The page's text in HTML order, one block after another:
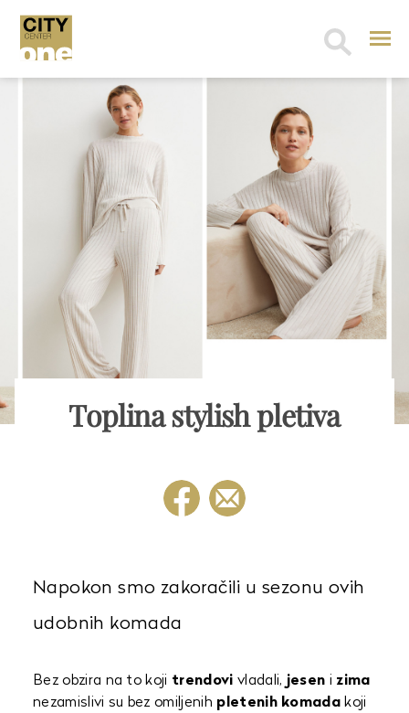
Search
Toplina stylish pletiva
Napokon smo zakoračili u sezonu ovih
udobnih komada
Bez obzira na to koji trendovi vladali, jesen i zima
nezamislivi su bez omiljenih pletenih komada koji